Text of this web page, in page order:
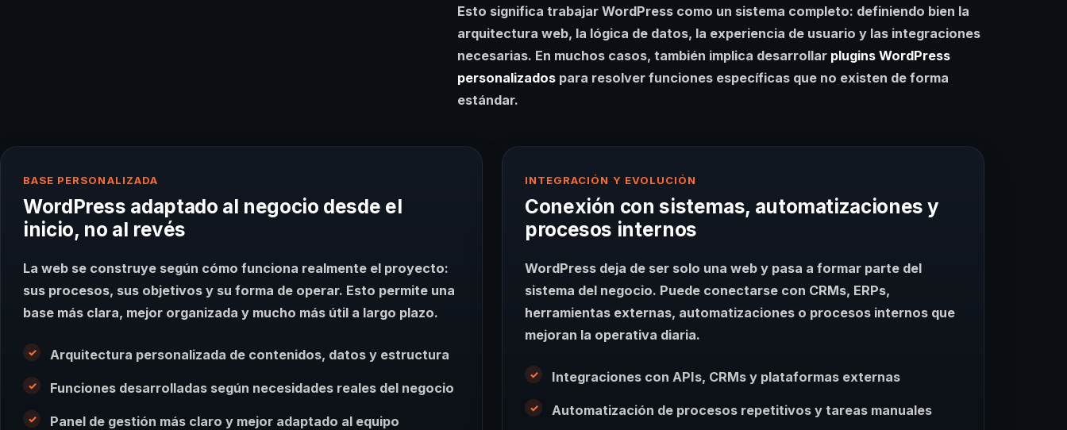
Esto significa trabajar WordPress como un sistema completo: definiendo bien la
arquitectura web, la lógica de datos, la experiencia de usuario y las integraciones
necesarias. En muchos casos, también implica desarrollar plugins WordPress
personalizadospara resolver funciones específicas que no existen de forma
estándar.
BASE PERSONALIZADA
WordPress adaptado al negocio desde el
inicio, no al revés
La web se construye según cómo funciona realmente el proyecto:
sus procesos, sus objetivos y su forma de operar. Esto permite una
base más clara, mejor organizada y mucho más útil a largo plazo.
Arquitectura personalizada de contenidos, datos y estructura
Funciones desarrolladas según necesidades reales del negocio
Panel de gestión más claro y mejor adaptado al equipo
INTEGRACIÓN Y EVOLUCIÓN
Conexión con sistemas, automatizaciones y
procesos internos
WordPress deja de ser solo una web y pasa a formar parte del
sistema del negocio. Puede conectarse con CRMs, ERPs,
herramientas externas, automatizaciones o procesos internos que
mejoran la operativa diaria.
Integraciones con APIs, CRMs y plataformas externas
Automatización de procesos repetitivos y tareas manuales